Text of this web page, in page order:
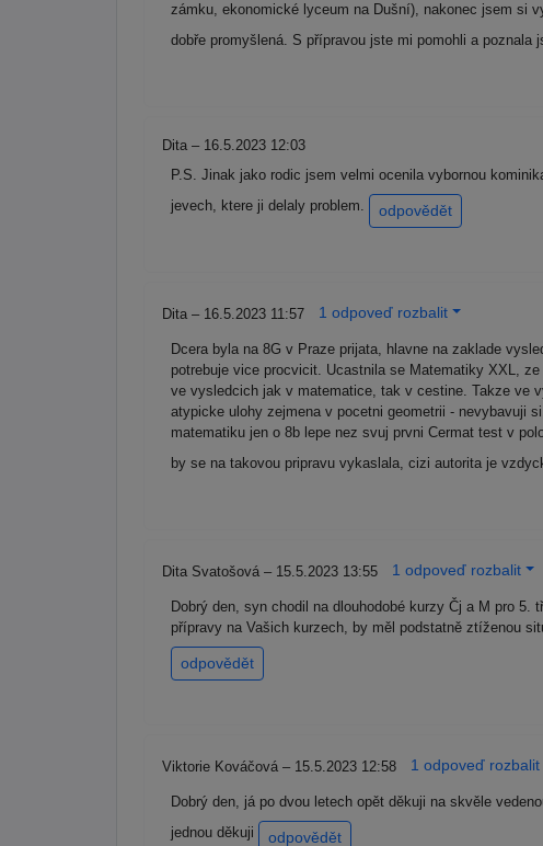
zámku, ekonomické lyceum na Dušní), nakonec jsem si
dobře promyšlená. S přípravou jste mi pomohli a
Dita – 16.5.2023 12:03
P.S. Jinak jako rodic jsem velmi ocenila vybornou
jevech, ktere ji delaly problem.
odpovědět
Dita – 16.5.2023 11:57 1 odpoveď rozbalit
Dcera byla na 8G v Praze prijata, hlavne na zaklade
potrebuje vice procvicit. Ucastnila se Matematiky XXL,
ve vysledcich jak v matematice, tak v cestine. Takze ve
atypicke ulohy zejmena v pocetni geometrii - nevybavuji
matematiku jen o 8b lepe nez svuj prvni Cermat test v
by se na takovou pripravu vykaslala, cizi autorita je
Dita Svatošová – 15.5.2023 13:55 1 odpoveď rozbalit
Dobrý den, syn chodil na dlouhodobé kurzy Čj a M pro
přípravy na Vašich kurzech, by měl podstatně ztíženou
odpovědět
Viktorie Kováčová – 15.5.2023 12:58 1 odpoveď rozbalit
Dobrý den, já po dvou letech opět děkuji na skvěle
jednou děkuji
odpovědět